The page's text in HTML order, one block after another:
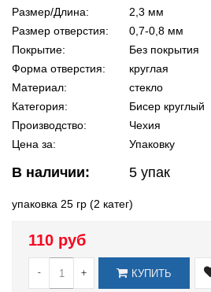
Размер/Длина:
2,3 мм
Размер отверстия:
0,7-0,8 мм
Покрытие:
Без покрытия
Форма отверстия:
круглая
Материал:
стекло
Категория:
Бисер круглый
Производство:
Чехия
Цена за:
Упаковку
В наличии: 5 упак
упаковка 25 гр (2 катег)
110 руб
- + КУПИТЬ